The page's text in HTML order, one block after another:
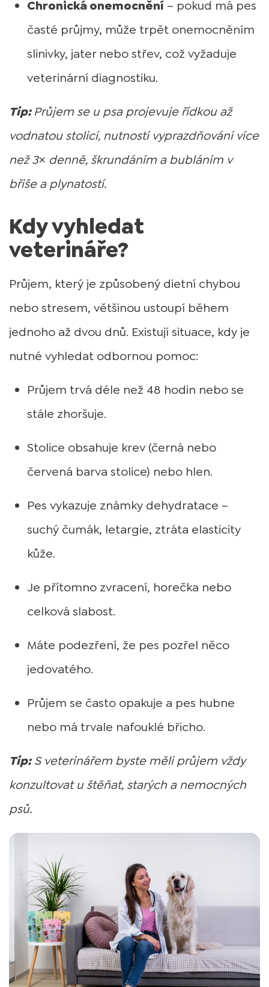
Chronická onemocnění – pokud má pes
časté průjmy, může trpět onemocněním
slinivky, jater nebo střev, což vyžaduje
veterinární diagnostiku.
Tip:Průjem se u psa projevuje řídkou až
vodnatou stolicí, nutností vyprazdňování více
než 3× denně, škrundáním a bubláním v
břiše a plynatostí.
Kdy vyhledat
veterináře?
Průjem, který je způsobený dietní chybou
nebo stresem, většinou ustoupí během
jednoho až dvou dnů. Existují situace, kdy je
nutné vyhledat odbornou pomoc:
Průjem trvá déle než 48 hodin nebo se
stále zhoršuje.
Stolice obsahuje krev (černá nebo
červená barva stolice) nebo hlen.
Pes vykazuje známky dehydratace –
suchý čumák, letargie, ztráta elasticity
kůže.
Je přítomno zvracení, horečka nebo
celková slabost.
Máte podezření, že pes pozřel něco
jedovatého.
Průjem se často opakuje a pes hubne
nebo má trvale nafouklé břicho.
Tip:S veterinářem byste měli průjem vždy
konzultovat u štěňat, starých a nemocných
psů.